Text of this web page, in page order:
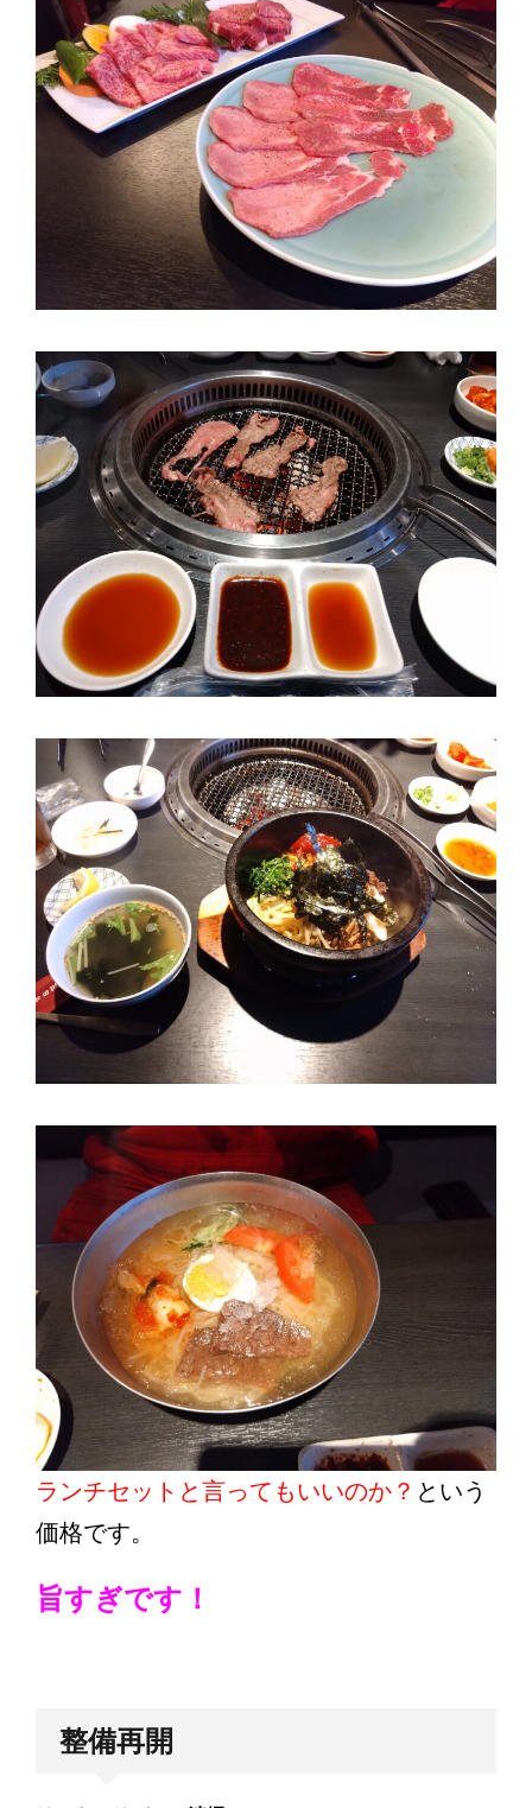
ランチセットと言ってもいいのか？ という
価格です。
旨すぎです！
整備再開